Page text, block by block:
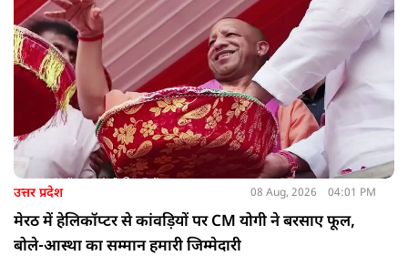
सचिव, उत्तर प्रदेश शासन, की ओर से सभी जिलाधिकारियों को जारी
निर्देश में कहा गया है कि प्रत्येक जिले में तैनात आईएएस, आईपीएस, और
आईएफएस के युवा अधिकारी हर माह कम से कम एक इंटरमीडिएट स्तर
के विद्यालय का भ्रमण कर विद्यार्थियों के साथ संवाद स्थापित करें.
उत्तर प्रदेश 08 Aug, 2026 04:01 PM
मेरठ में हेलिकॉप्टर से कांवड़ियों पर CM योगी ने बरसाए फूल,
बोले-आस्था का सम्मान हमारी जिम्मेदारी